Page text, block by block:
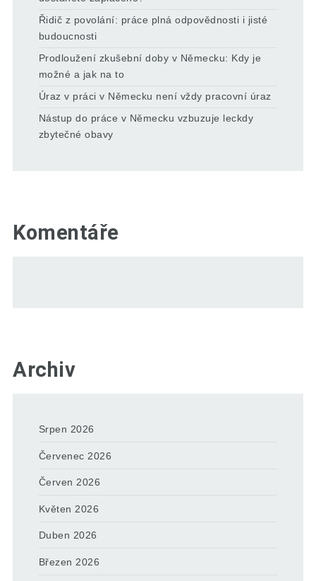
Řidič z povolání: práce plná odpovědnosti i jisté
budoucnosti
Prodloužení zkušební doby v Německu: Kdy je
možné a jak na to
Úraz v práci v Německu není vždy pracovní úraz
Nástup do práce v Německu vzbuzuje leckdy
zbytečné obavy
Komentáře
Archiv
Srpen 2026
Červenec 2026
Červen 2026
Květen 2026
Duben 2026
Březen 2026